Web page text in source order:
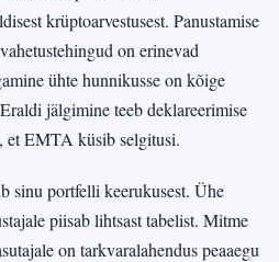
krüptoarvestusest. Panustamise
on erinevad
ühte hunnikusse on kõige
jälgimine teeb deklareerimise
et EMTA küsib selgitusi.
sinu portfelli keerukusest. Ühe
piisab lihtsast tabelist. Mitme
on tarkvaralahendus peaaegu